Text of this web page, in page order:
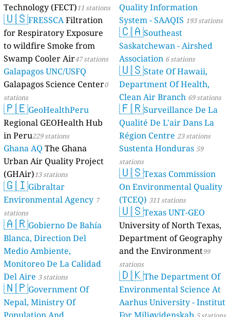
Technology (FECT)11 stations
🇺🇸FRESSCAFiltration
for Respiratory Exposure
to wildfire Smoke from
Swamp Cooler Air47 stations
Galapagos UNC/USFQ
Galapagos Science Center0
stations
🇵🇪GeoHealthPeru
Regional GEOHealth Hub
in Peru229 stations
Ghana AQ The Ghana
Urban Air Quality Project
(GHAir)13 stations
🇬🇮Gibraltar
Environmental Agency 7
stations
🇦🇷Gobierno De Bahía
Blanca, Direction Del
Medio Ambiente,
Monitoreo De La Calidad
Del Aire 3 stations
🇳🇵Government Of
Nepal, Ministry Of
Quality Information
System - SAAQIS 193 stations
🇨🇦Southeast
Saskatchewan - Airshed
Association 6 stations
🇺🇸State Of Hawaii,
Department Of Health,
Clean Air Branch 69 stations
🇫🇷Surveillance De La
Qualité De L'air Dans La
Région Centre 23 stations
Sustenta Honduras 59
stations
🇺🇸Texas Commission
On Environmental Quality
(TCEQ) 311 stations
🇺🇸Texas UNT-GEO
University of North Texas,
Department of Geography
and the Environment99
stations
🇩🇰The Department Of
Environmental Science At
Aarhus University - Institut